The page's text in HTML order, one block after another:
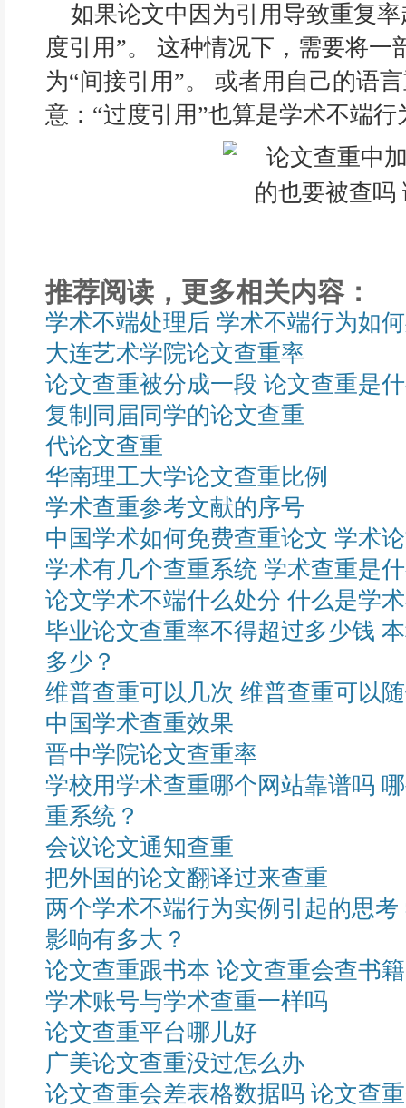
如果论文中因为引用导致重复
度引用”。 这种情况下，需要将一
为“间接引用”。 或者用自己的语
意：“过度引用”也算是学术不端行
推荐阅读，更多相关内容：
学术不端处理后 学术不端行为如
大连艺术学院论文查重率
论文查重被分成一段 论文查重是
复制同届同学的论文查重
代论文查重
华南理工大学论文查重比例
学术查重参考文献的序号
中国学术如何免费查重论文 学术
学术有几个查重系统 学术查重是
论文学术不端什么处分 什么是学
毕业论文查重率不得超过多少钱
多少？
维普查重可以几次 维普查重可以
中国学术查重效果
晋中学院论文查重率
学校用学术查重哪个网站靠谱吗
重系统？
会议论文通知查重
把外国的论文翻译过来查重
两个学术不端行为实例引起的思
影响有多大？
论文查重跟书本 论文查重会查书
学术账号与学术查重一样吗
论文查重平台哪儿好
广美论文查重没过怎么办
论文查重会差表格数据吗 论文查